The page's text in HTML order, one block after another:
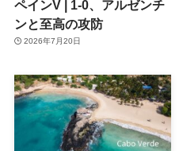
ペインV | 1-0、アルゼンチ
ンと至高の攻防
2026年7月20日